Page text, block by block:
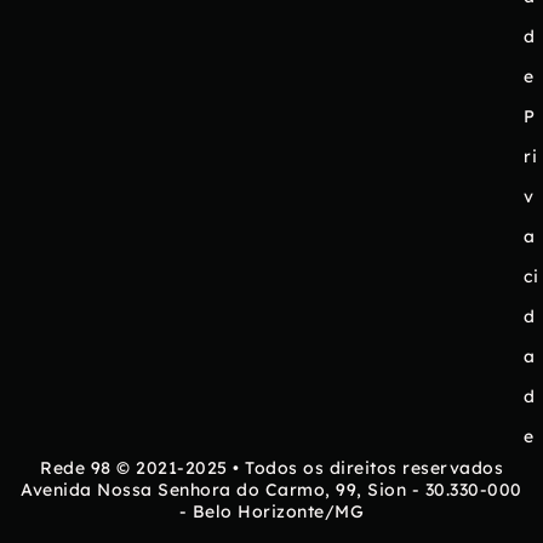
d
e
P
ri
v
a
ci
d
a
d
e
Rede 98 © 2021-2025 • Todos os direitos reservados
Avenida Nossa Senhora do Carmo, 99, Sion - 30.330-000
- Belo Horizonte/MG